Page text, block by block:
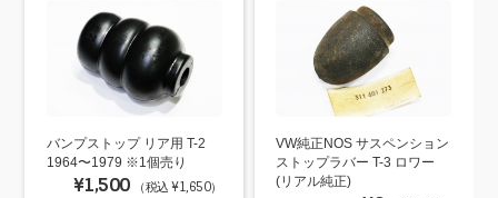
バンプストップ リア用 T-2
1964〜1979 ※1個売り
¥1,500 （税込 ¥1,650）
VW純正NOS サスペンション
ストップラバー T-3 ロワー
(リアル純正)